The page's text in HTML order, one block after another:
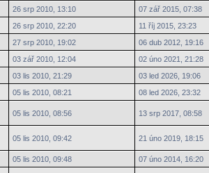
26 srp 2010, 13:10
07 zář 2015, 07:38
26 srp 2010, 22:20
11 říj 2015, 23:23
27 srp 2010, 19:02
06 dub 2012, 19:16
03 zář 2010, 12:04
02 úno 2021, 21:28
03 lis 2010, 21:29
03 led 2026, 19:06
05 lis 2010, 08:21 08 led 2026, 23:32
05 lis 2010, 08:56 13 srp 2017, 08:58
05 lis 2010, 09:42 21 úno 2019, 18:15
05 lis 2010, 09:48
07 úno 2014, 16:20